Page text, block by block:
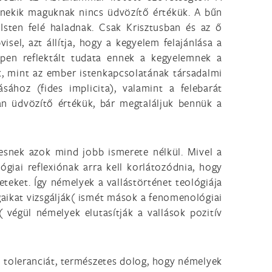
maguknak nincs üdvözítő értékük. A bűn
felé haladnak. Csak Krisztusban és az ő
azt állítja, hogy a kegyelem felajánlása a
reflektált tudata ennek a kegyelemnek a
mint az ember istenkapcsolatának társadalmi
(fides implicita), valamint a felebarát
üdvözítő értékük, bár megtaláljuk bennük a
azok mind jobb ismerete nélkül. Mivel a
reflexiónak arra kell korlátozódnia, hogy
Így némelyek a vallástörténet teológiája
vizsgálják( ismét mások a fenomenológiai
némelyek elutasítják a vallások pozitív
természetes dolog, hogy némelyek